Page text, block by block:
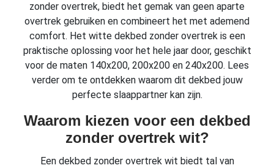
zonder overtrek, biedt het gemak van geen aparte
overtrek gebruiken en combineert het met ademend
comfort. Het witte dekbed zonder overtrek is een
praktische oplossing voor het hele jaar door, geschikt
voor de maten 140x200, 200x200 en 240x200. Lees
verder om te ontdekken waarom dit dekbed jouw
perfecte slaappartner kan zijn.
Waarom kiezen voor een dekbed
zonder overtrek wit?
Een dekbed zonder overtrek wit biedt tal van